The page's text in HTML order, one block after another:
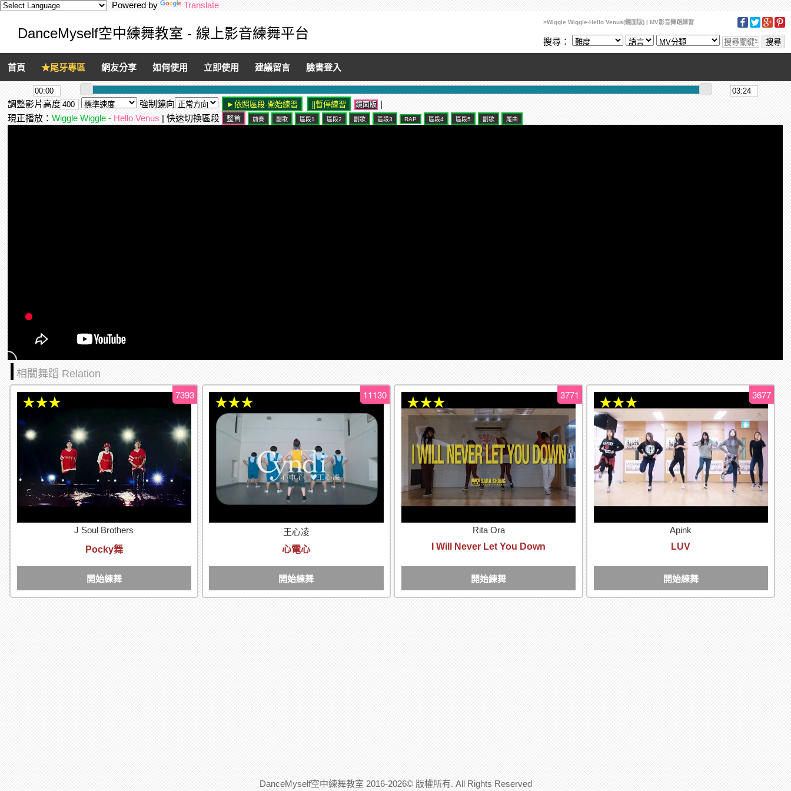
Powered by Translate
DanceMyself空中練舞教室 - 線上影音練舞平台
>Wiggle Wiggle-Hello Venus(鏡面版) | MV影音舞蹈練習
搜尋：
首頁 ★尾牙專區 網友分享 如何使用 立即使用 建議留言 臉書登入
調整影片高度 強制鏡向 鏡面版 |
現正播放：Wiggle Wiggle - Hello Venus | 快速切換區段
相關舞蹈 Relation
J Soul Brothers
Pocky舞
開始練舞
7393
★★★
王心凌
心電心
開始練舞
11130
★★★
Rita Ora
I Will Never Let You Down
開始練舞
3771
★★★
Apink
LUV
開始練舞
3677
★★★
DanceMyself空中練舞教室 2016-2026© 版權所有. All Rights Reserved